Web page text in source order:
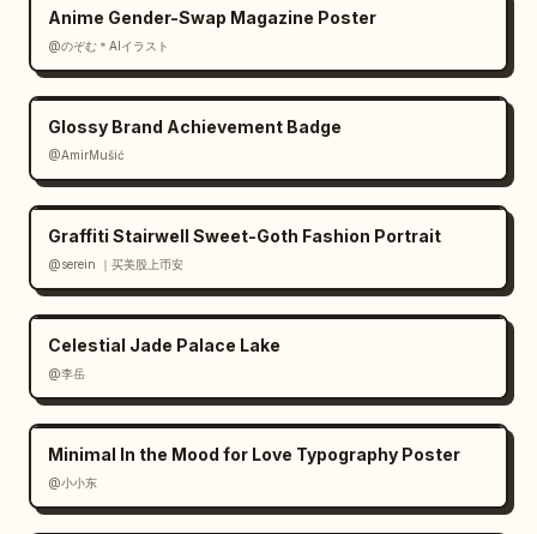
Anime Gender-Swap Magazine Poster
@のぞむ＊AIイラスト
Glossy Brand Achievement Badge
@AmirMušić
Graffiti Stairwell Sweet-Goth Fashion Portrait
@serein ｜买美股上币安
Celestial Jade Palace Lake
@李岳
Minimal In the Mood for Love Typography Poster
@小小东